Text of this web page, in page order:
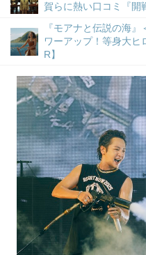
賀らに熱い口コミ『開
『モアナと伝説の海
ワーアップ！等身大ヒ
R】